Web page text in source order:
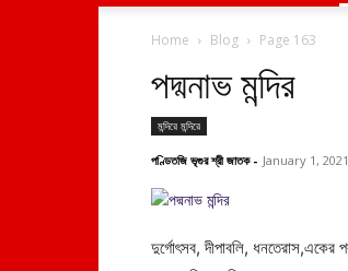
Home Blog Page 163
পদ্মনাভ মন্দির
মন্দিরে মন্দিরে
পণ্ডিতজি ভৃগুর শ্রী জাতক - January 1, 2021
দুর্গোৎসব, দীপাবলি,